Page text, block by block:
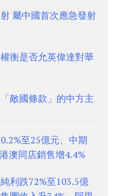
屬中國首次應急發射
衡是否允英偉達對華
敵國條款」的中方主
至25億元、中期
澳同店銷售增4.4%
利跌72%至103.5億